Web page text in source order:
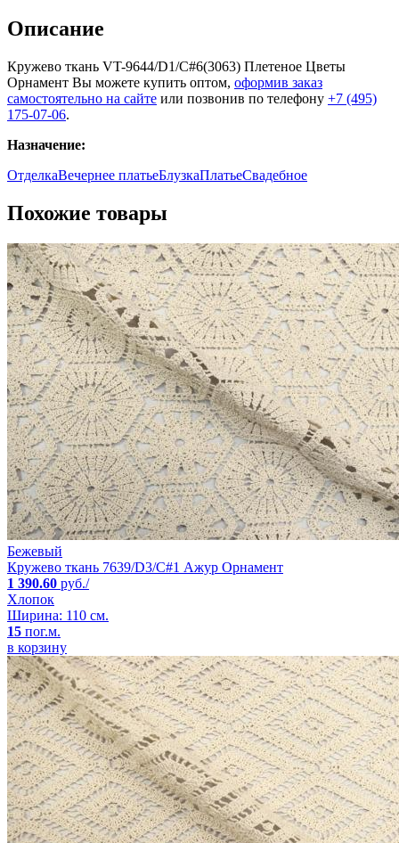
Описание
Кружево ткань VT-9644/D1/C#6(3063) Плетеное Цветы
Орнамент Вы можете купить оптом, оформив заказ
самостоятельно на сайте или позвонив по телефону +7 (495)
175-07-06.
Назначение:
ОтделкаВечернее платьеБлузкаПлатьеСвадебное
Похожие товары
Бежевый
Кружево ткань 7639/D3/C#1 Ажур Орнамент
1 390.60 руб./
Хлопок
Ширина: 110 см.
15 пог.м.
в корзину